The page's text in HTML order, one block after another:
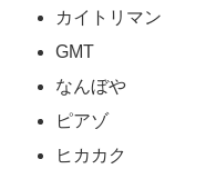
カイトリマン
GMT
なんぼや
ピアゾ
ヒカカク